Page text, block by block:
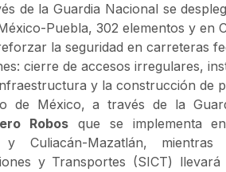
de la Guardia Nacional se
Puebla, 302 elementos y en
la seguridad en carreteras
cierre de accesos irregulares,
y la construcción de
de México, a través de la
Robosque se implementa
y Culiacán-Mazatlán,
y Transportes (SICT)